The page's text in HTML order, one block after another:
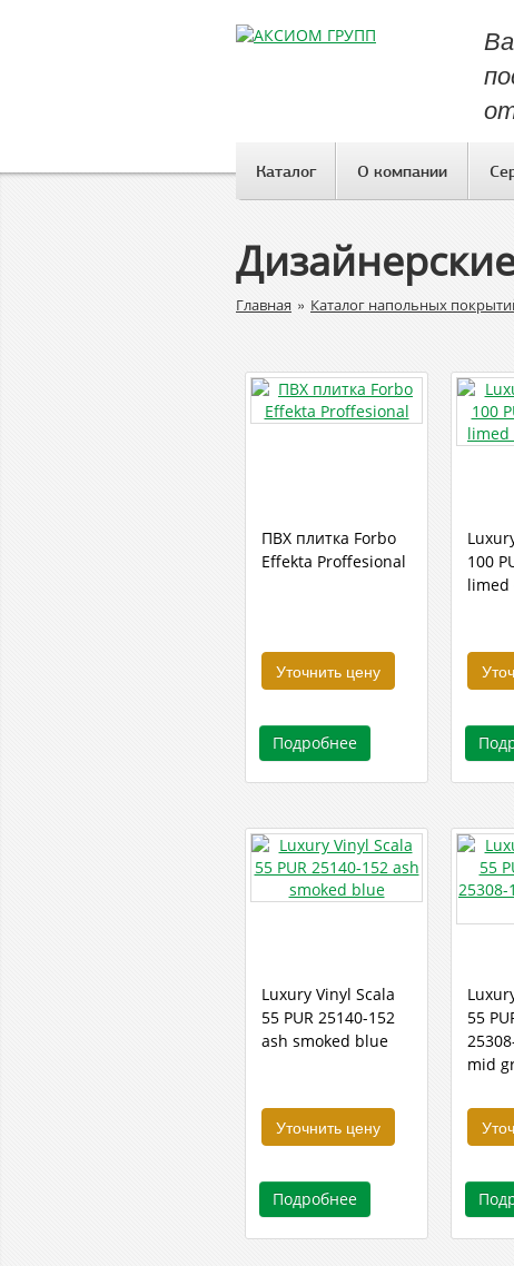
Каталог О компании
Главная » Каталог напольных
ПВХ плитка Forbo
Effekta Proffesional
Уточнить цену
Подробнее
100
limed
Luxury Vinyl Scala
55 PUR 25140-152
ash smoked blue
Уточнить цену
Подробнее
55
mid